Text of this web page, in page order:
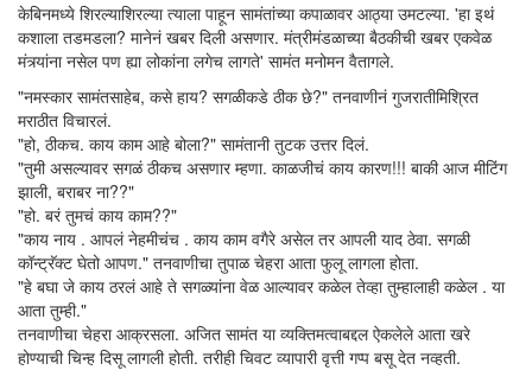
केबिनमध्ये शिरल्याशिरल्या त्याला पाहून सामंतांच्या कपाळावर आठ्या उमटल्या. 'हा इथं
कशाला तडमडला? मानेनं खबर दिली असणार. मंत्रीमंडळाच्या बैठकीची खबर एकवेळ
मंत्र्यांना नसेल पण ह्या लोकांना लगेच लागते' सामंत मनोमन वैतागले.
"नमस्कार सामंतसाहेब, कसे हाय? सगळीकडे ठीक छे?" तनवाणीनं गुजरातीमिश्रित
मराठीत विचारलं.
"हो, ठीकच. काय काम आहे बोला?" सामंतानी तुटक उत्तर दिलं.
"तुमी असल्यावर सगळं ठीकच असणार म्हणा. काळजीचं काय कारण!!! बाकी आज मीटिंग
झाली, बराबर ना??"
"हो. बरं तुमचं काय काम??"
"काय नाय . आपलं नेहमीचंच . काय काम वगैरे असेल तर आपली याद ठेवा. सगळी
कॉन्ट्रॅक्ट घेतो आपण." तनवाणीचा तुपाळ चेहरा आता फुलू लागला होता.
"हे बघा जे काय ठरलं आहे ते सगळ्यांना वेळ आल्यावर कळेल तेव्हा तुम्हालाही कळेल . या
आता तुम्ही."
तनवाणीचा चेहरा आक्रसला. अजित सामंत या व्यक्तिमत्वाबद्दल ऐकलेले आता खरे
होण्याची चिन्ह दिसू लागली होती. तरीही चिवट व्यापारी वृत्ती गप्प बसू देत नव्हती.